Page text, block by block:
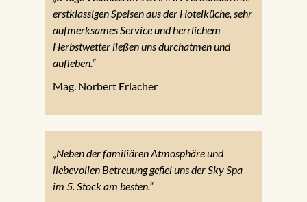
erstklassigen Speisen aus der Hotelküche, sehr
aufmerksames Service und herrlichem
Herbstwetter ließen uns durchatmen und
aufleben.“
Mag. Norbert Erlacher
„Neben der familiären Atmosphäre und
liebevollen Betreuung gefiel uns der Sky Spa
im 5. Stock am besten.“